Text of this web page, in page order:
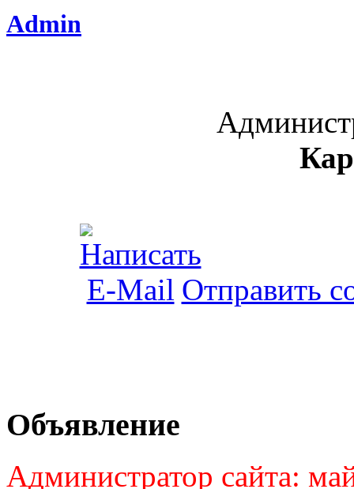
Admin
Отправить
Объявление
Администратор сайта: